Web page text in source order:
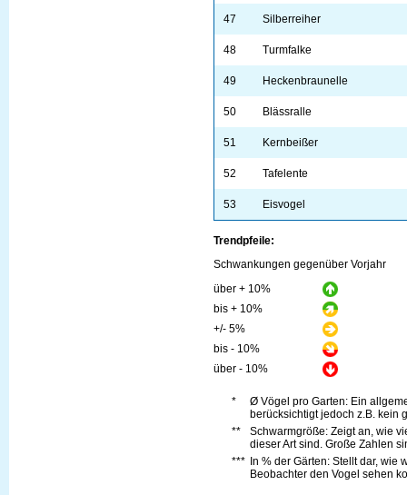
47 Silberreiher
48 Turmfalke
49 Heckenbraunelle
50 Blässralle
51 Kernbeißer
52 Tafelente
53 Eisvogel
Trendpfeile:
Schwankungen gegenüber Vorjahr
über + 10%
bis + 10%
+/- 5%
bis - 10%
über - 10%
*
Ø Vögel pro Garten: Ein
berücksichtigt jedoch z.B. kein
**
Schwarmgröße: Zeigt an, wie
dieser Art sind. Große Zahlen
*** In % der Gärten: Stellt dar,
Beobachter den Vogel sehen